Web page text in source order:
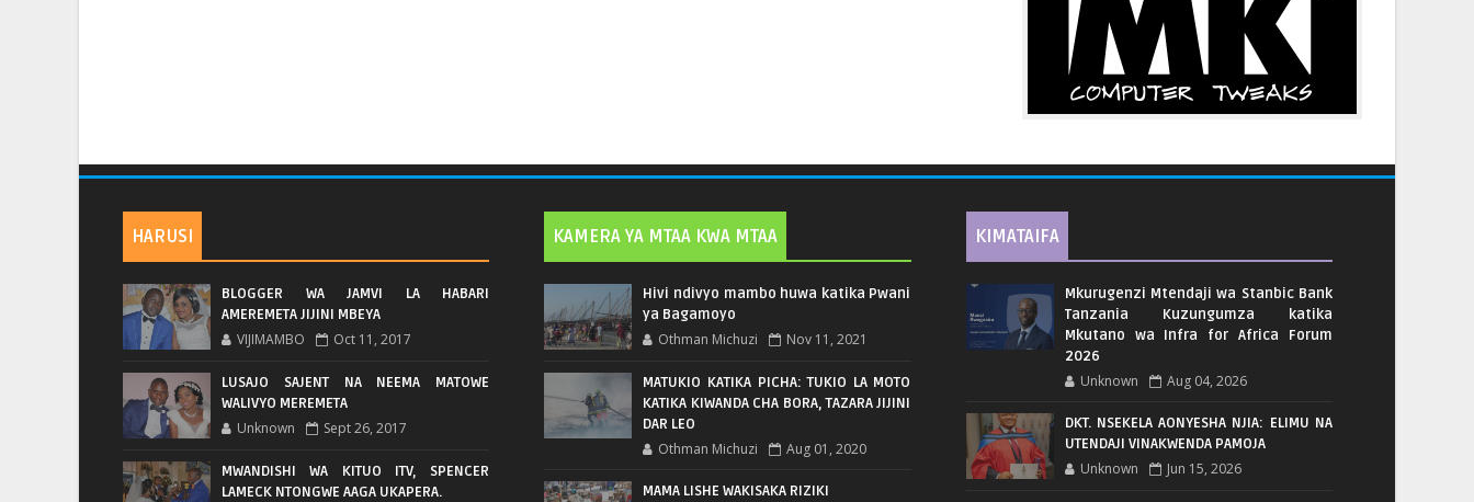
HARUSI
BLOGGER WA JAMVI LA HABARI
AMEREMETA JIJINI MBEYA
VIJIMAMBO Oct 11, 2017
LUSAJO SAJENT NA NEEMA MATOWE
WALIVYO MEREMETA
Unknown Sept 26, 2017
MWANDISHI WA KITUO ITV, SPENCER
LAMECK NTONGWE AAGA UKAPERA.
KAMERA YA MTAA KWA MTAA
Hivi ndivyo mambo huwa katika Pwani
ya Bagamoyo
Othman Michuzi Nov 11, 2021
MATUKIO KATIKA PICHA: TUKIO LA MOTO
KATIKA KIWANDA CHA BORA, TAZARA JIJINI
DAR LEO
Othman Michuzi Aug 01, 2020
MAMA LISHE WAKISAKA RIZIKI
KIMATAIFA
Mkurugenzi Mtendaji wa Stanbic Bank
Tanzania Kuzungumza katika
Mkutano wa Infra for Africa Forum
2026
Unknown Aug 04, 2026
DKT. NSEKELA AONYESHA NJIA: ELIMU NA
UTENDAJI VINAKWENDA PAMOJA
Unknown Jun 15, 2026